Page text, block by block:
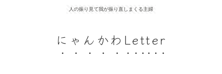
人の振り見て我が振り直しまくる主婦
にゃんかわLetter